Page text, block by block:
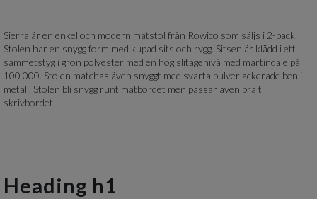
Sierra är en enkel och modern matstol från Rowico som säljs i 2-pack.
Stolen har en snygg form med kupad sits och rygg. Sitsen är klädd i ett
sammetstyg i grön polyester med en hög slitagenivå med martindale på
100 000. Stolen matchas även snyggt med svarta pulverlackerade ben i
metall. Stolen bli snygg runt matbordet men passar även bra till
skrivbordet.
Heading h1